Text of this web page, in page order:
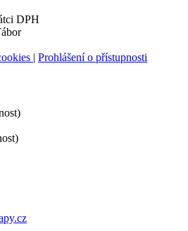
DPH
| Prohlášení o přístupnosti